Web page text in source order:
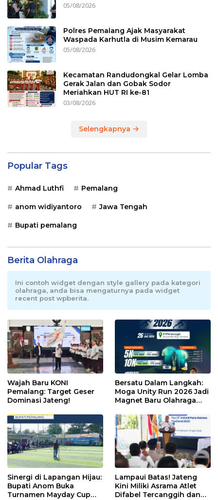
05/08/2026
Polres Pemalang Ajak Masyarakat
Waspada Karhutla di Musim Kemarau
05/08/2026
Kecamatan Randudongkal Gelar Lomba
Gerak Jalan dan Gobak Sodor
Meriahkan HUT RI ke-81
03/08/2026
Selengkapnya
Popular Tags
Ahmad Luthfi Pemalang
anom widiyantoro Jawa Tengah
Bupati pemalang
Berita Olahraga
Ini contoh widget dengan style gallery pada kategori
olahraga, anda bisa mengaturnya pada widget
recent post wpberita.
Wajah Baru KONI
Pemalang: Target Geser
Dominasi Jateng!
Bersatu Dalam Langkah:
Moga Unity Run 2026 Jadi
Magnet Baru Olahraga
Sinergi di Lapangan Hijau:
Bupati Anom Buka
Turnamen Mayday Cup
Lampaui Batas! Jateng
Kini Miliki Asrama Atlet
Difabel Tercanggih dan